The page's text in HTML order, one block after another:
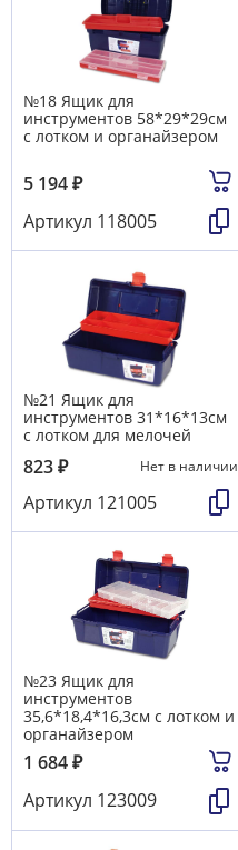
№18 Ящик для
инструментов 58*29*29см
с лотком и органайзером
5 194₽
Артикул 118005
№21 Ящик для
инструментов 31*16*13см
с лотком для мелочей
823₽ Нет в наличии
Артикул 121005
№23 Ящик для
инструментов
35,6*18,4*16,3см с лотком и
органайзером
1 684₽
Артикул 123009